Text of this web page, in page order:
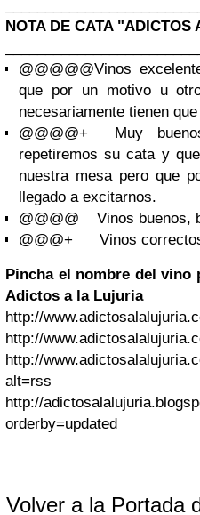
NOTA DE CATA "ADICTOS
@@@@@Vinos
que por un motivo u
necesariamente tienen
@@@@+
Muy
repetiremos su cata y
nuestra mesa pero que
llegado a excitarnos.
@@@@
Vinos buenos,
@@@+
Vinos
Pincha el nombre del vino
Adictos a la Lujuria
http://
http://
http://
alt=rss
http://
orderby=updated
Volver a la Portada